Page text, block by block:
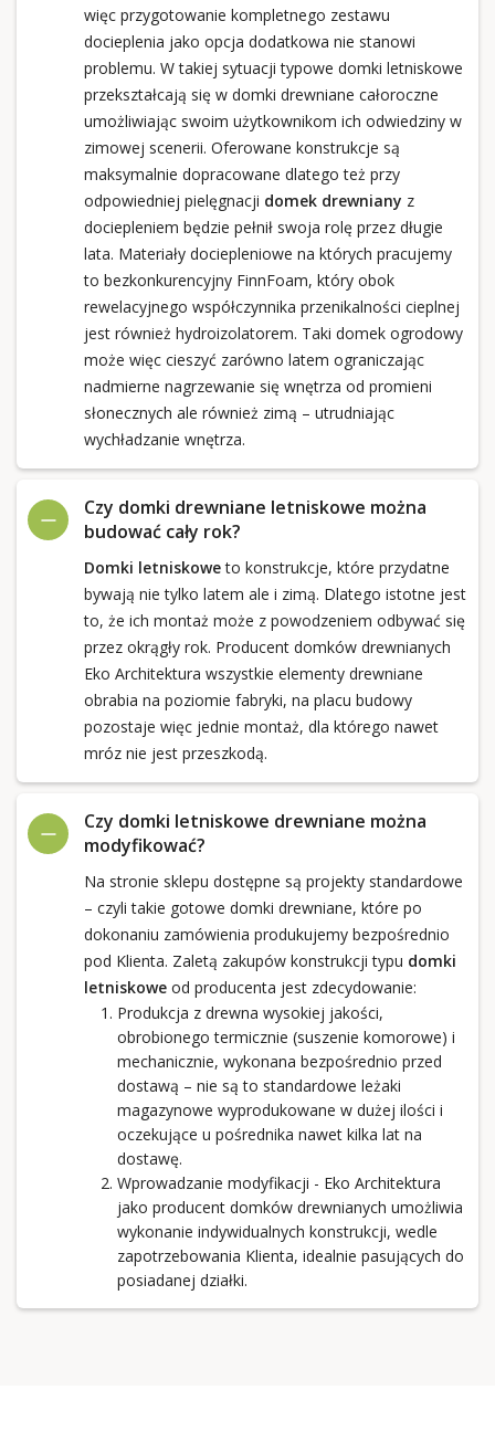
więc przygotowanie kompletnego zestawu
docieplenia jako opcja dodatkowa nie stanowi
problemu. W takiej sytuacji typowe domki letniskowe
przekształcają się w domki drewniane całoroczne
umożliwiając swoim użytkownikom ich odwiedziny w
zimowej scenerii. Oferowane konstrukcje są
maksymalnie dopracowane dlatego też przy
odpowiedniej pielęgnacji domek drewniany z
dociepleniem będzie pełnił swoja rolę przez długie
lata. Materiały dociepleniowe na których pracujemy
to bezkonkurencyjny FinnFoam, który obok
rewelacyjnego współczynnika przenikalności cieplnej
jest również hydroizolatorem. Taki domek ogrodowy
może więc cieszyć zarówno latem ograniczając
nadmierne nagrzewanie się wnętrza od promieni
słonecznych ale również zimą – utrudniając
wychładzanie wnętrza.
Czy domki drewniane letniskowe można
budować cały rok?
Domki letniskoweto konstrukcje, które przydatne
bywają nie tylko latem ale i zimą. Dlatego istotne jest
to, że ich montaż może z powodzeniem odbywać się
przez okrągły rok. Producent domków drewnianych
Eko Architektura wszystkie elementy drewniane
obrabia na poziomie fabryki, na placu budowy
pozostaje więc jednie montaż, dla którego nawet
mróz nie jest przeszkodą.
Czy domki letniskowe drewniane można
modyfikować?
Na stronie sklepu dostępne są projekty standardowe
– czyli takie gotowe domki drewniane, które po
dokonaniu zamówienia produkujemy bezpośrednio
pod Klienta. Zaletą zakupów konstrukcji typu domki
letniskoweod producenta jest zdecydowanie:
Produkcja z drewna wysokiej jakości,
obrobionego termicznie (suszenie komorowe) i
mechanicznie, wykonana bezpośrednio przed
dostawą – nie są to standardowe leżaki
magazynowe wyprodukowane w dużej ilości i
oczekujące u pośrednika nawet kilka lat na
dostawę.
Wprowadzanie modyfikacji - Eko Architektura
jako producent domków drewnianych umożliwia
wykonanie indywidualnych konstrukcji, wedle
zapotrzebowania Klienta, idealnie pasujących do
posiadanej działki.